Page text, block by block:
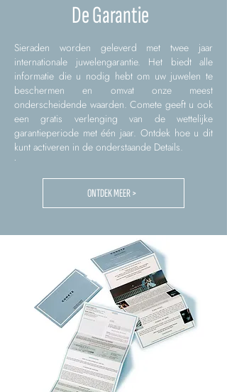
De Garantie
Sieraden worden geleverd met twee jaar
internationale juwelengarantie. Het biedt alle
informatie die u nodig hebt om uw juwelen te
beschermen en omvat onze meest
onderscheidende waarden. Comete geeft u ook
een gratis verlenging van de wettelijke
garantieperiode met één jaar. Ontdek hoe u dit
kunt activeren in de onderstaande Details.
ONTDEK MEER >